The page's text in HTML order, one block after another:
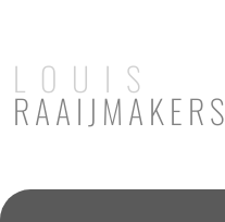
LOUIS
RAAIJMAKERS